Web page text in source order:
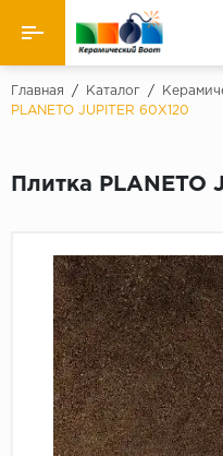
Назад
Керамическая плитка
Мозаики
Искусственный камень
Клинкер
Главная / Каталог /
PLANETO JUPITER 60X120
Плитка PLANETO